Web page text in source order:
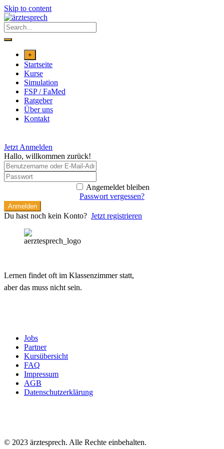
Skip to content
+
Startseite
Kurse
Simulation
FSP / FaMed
Ratgeber
Über uns
Kontakt
Jetzt Anmelden
Hallo, willkommen zurück!
Angemeldet bleiben
Passwort vergessen?
Anmelden
Du hast noch kein Konto? Jetzt registrieren
Lernen findet oft im Klassenzimmer statt,
aber das muss nicht sein.
Jobs
Partner
Kursübersicht
FAQ
Impressum
AGB
Datenschutzerklärung
© 2023 ärztesprech. Alle Rechte einbehalten.